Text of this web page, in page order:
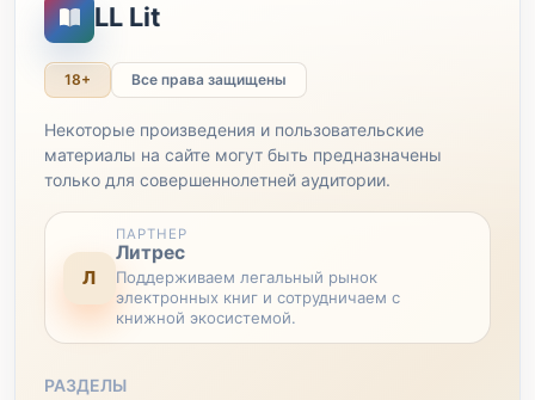
LL Lit
18+ Все права защищены
Некоторые произведения и пользовательские
материалы на сайте могут быть предназначены
только для совершеннолетней аудитории.
Л
ПАРТНЕР
Литрес
Поддерживаем легальный рынок
электронных книг и сотрудничаем с
книжной экосистемой.
РАЗДЕЛЫ